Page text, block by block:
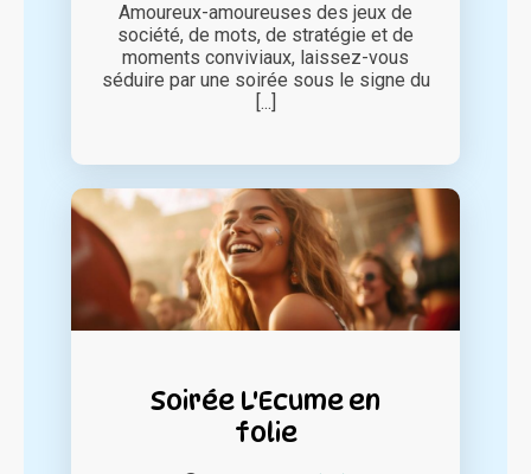
Amoureux-amoureuses des jeux de
société, de mots, de stratégie et de
moments conviviaux, laissez-vous
séduire par une soirée sous le signe du
[...]
Soirée L'Ecume en
folie